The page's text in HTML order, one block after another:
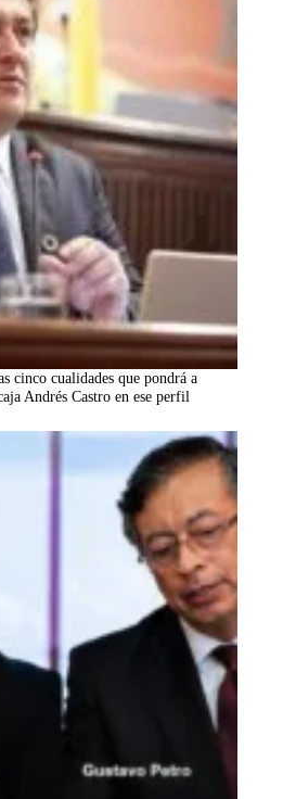
cinco cualidades que pondrá a
Andrés Castro en ese perfil